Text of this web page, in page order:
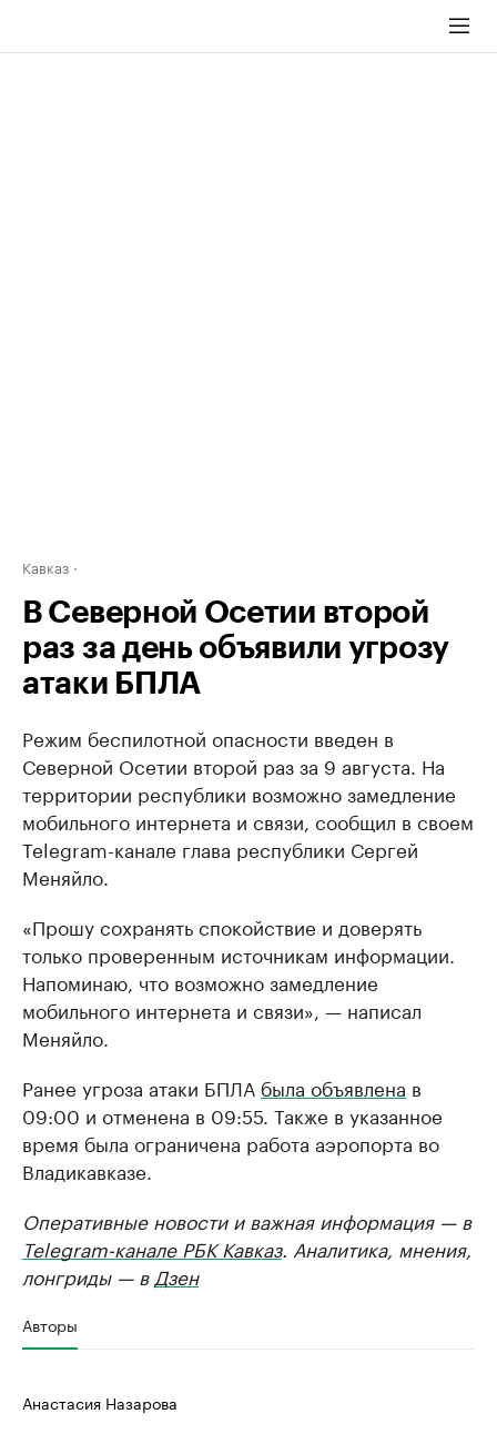
Кавказ
В Северной Осетии второй
раз за день объявили угрозу
атаки БПЛА
Режим беспилотной опасности введен в
Северной Осетии второй раз за 9 августа. На
территории республики возможно замедление
мобильного интернета и связи, сообщил в своем
Telegram-канале глава республики Сергей
Меняйло.
«Прошу сохранять спокойствие и доверять
только проверенным источникам информации.
Напоминаю, что возможно замедление
мобильного интернета и связи», — написал
Меняйло.
Ранее угроза атаки БПЛА была объявлена в
09:00 и отменена в 09:55. Также в указанное
время была ограничена работа аэропорта во
Владикавказе.
Оперативные новости и важная информация — в
Telegram-канале РБК Кавказ. Аналитика, мнения,
лонгриды — в Дзен
Авторы
Анастасия Назарова